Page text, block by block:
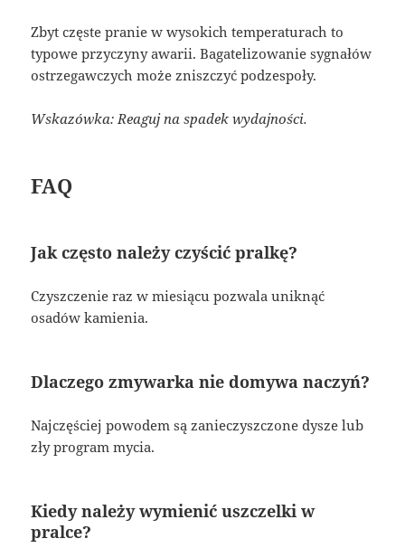
Zbyt częste pranie w wysokich temperaturach to
typowe przyczyny awarii. Bagatelizowanie sygnałów
ostrzegawczych może zniszczyć podzespoły.
Wskazówka: Reaguj na spadek wydajności.
FAQ
Jak często należy czyścić pralkę?
Czyszczenie raz w miesiącu pozwala uniknąć
osadów kamienia.
Dlaczego zmywarka nie domywa naczyń?
Najczęściej powodem są zanieczyszczone dysze lub
zły program mycia.
Kiedy należy wymienić uszczelki w
pralce?